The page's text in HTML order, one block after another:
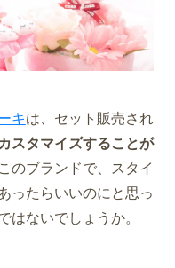
キは、セット販売され
スタマイズすることが
のブランドで、スタイ
ったらいいのにと思っ
はないでしょうか。